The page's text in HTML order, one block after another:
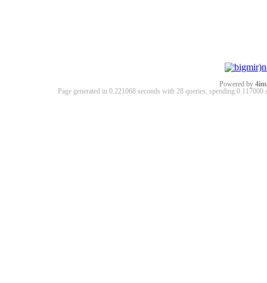
Powered by
Page generated in 0.221068 seconds with 28 queries, spending